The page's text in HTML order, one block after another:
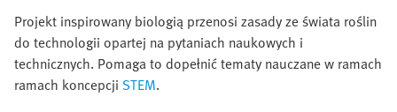
Projekt inspirowany biologią przenosi zasady ze świata roślin
do technologii opartej na pytaniach naukowych i
technicznych. Pomaga to dopełnić tematy nauczane w ramach
ramach koncepcji STEM.